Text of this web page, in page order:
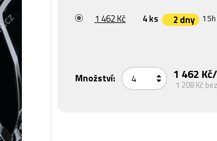
1 462 Kč 4 ks 2 dny 15h
Množství: 1 462 Kč
1 208 Kč